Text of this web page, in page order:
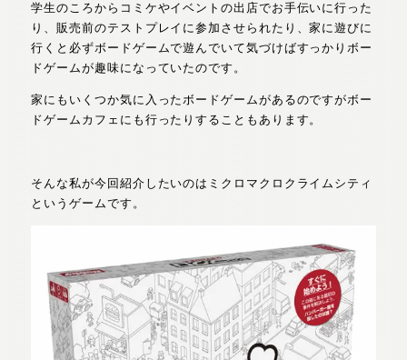
学生のころからコミケやイベントの出店でお手伝いに行った
り、販売前のテストプレイに参加させられたり、家に遊びに
行くと必ずボードゲームで遊んでいて気づけばすっかりボー
ドゲームが趣味になっていたのです。
家にもいくつか気に入ったボードゲームがあるのですがボー
ドゲームカフェにも行ったりすることもあります。
そんな私が今回紹介したいのはミクロマクロクライムシティ
というゲームです。